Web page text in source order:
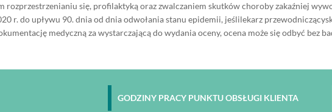
rozprzestrzenianiu się, profilaktyką oraz zwalczaniem skutków choroby zakaźniej
r. do upływu 90. dnia od dnia odwołania stanu epidemii, jeślilekarz
medyczną za wystarczającą do wydania oceny, ocena może się odbyć bez
GODZINY PRACY PUNKTU OBSŁUGI KLIENTA